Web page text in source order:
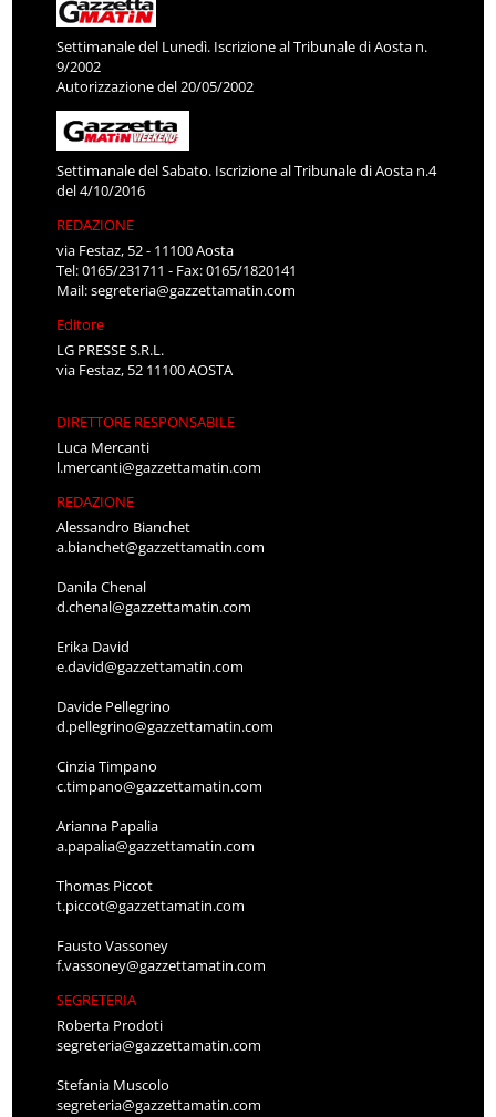
Settimanale del Lunedì. Iscrizione al Tribunale di Aosta n.
9/2002
Autorizzazione del 20/05/2002
Settimanale del Sabato. Iscrizione al Tribunale di Aosta n.4
del 4/10/2016
REDAZIONE
via Festaz, 52 - 11100 Aosta
Tel: 0165/231711 - Fax: 0165/1820141
Mail:segreteria@gazzettamatin.com
Editore
LG PRESSE S.R.L.
via Festaz, 52 11100 AOSTA
DIRETTORE RESPONSABILE
Luca Mercanti
l.mercanti@gazzettamatin.com
REDAZIONE
Alessandro Bianchet
a.bianchet@gazzettamatin.com
Danila Chenal
d.chenal@gazzettamatin.com
Erika David
e.david@gazzettamatin.com
Davide Pellegrino
d.pellegrino@gazzettamatin.com
Cinzia Timpano
c.timpano@gazzettamatin.com
Arianna Papalia
a.papalia@gazzettamatin.com
Thomas Piccot
t.piccot@gazzettamatin.com
Fausto Vassoney
f.vassoney@gazzettamatin.com
SEGRETERIA
Roberta Prodoti
segreteria@gazzettamatin.com
Stefania Muscolo
segreteria@gazzettamatin.com